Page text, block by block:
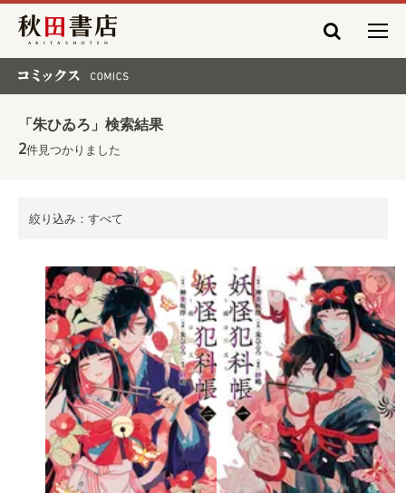
秋田書店
「朱ひゐろ」検索結果
2件見つかりました
絞り込み：すべて